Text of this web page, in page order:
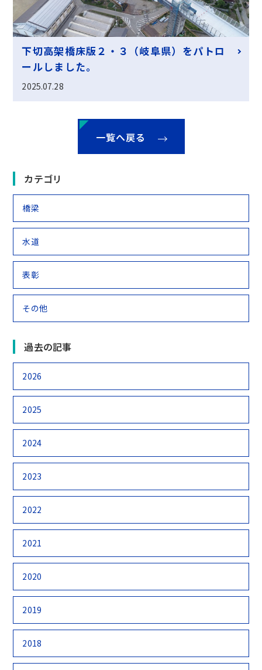
下切高架橋床版２・３（岐阜県）をパトロ
ールしました。
2025.07.28
一覧へ戻る
カテゴリ
橋梁
水道
表彰
その他
過去の記事
2026
2025
2024
2023
2022
2021
2020
2019
2018